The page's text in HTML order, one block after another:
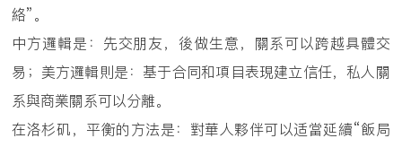
絡”。
中方邏輯是：先交朋友，後做生意，關系可以跨越具體交
易；美方邏輯則是：基于合同和項目表現建立信任，私人關
系與商業關系可以分離。
在洛杉矶，平衡的方法是：對華人夥伴可以适當延續“飯局